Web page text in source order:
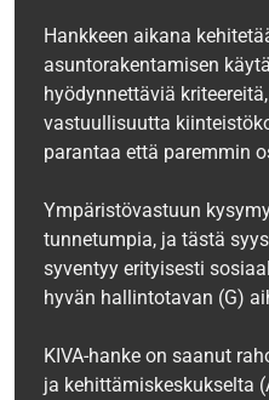
Hankkeen aikana
asuntorakentamisen
hyödynnettäviä
vastuullisuutta
parantaa että paremmin
Ympäristövastuun
tunnetumpia, ja tästä
syventyy erityisesti
hyvän hallintotavan (G)
KIVA-hanke on saanut
ja kehittämiskeskukselta